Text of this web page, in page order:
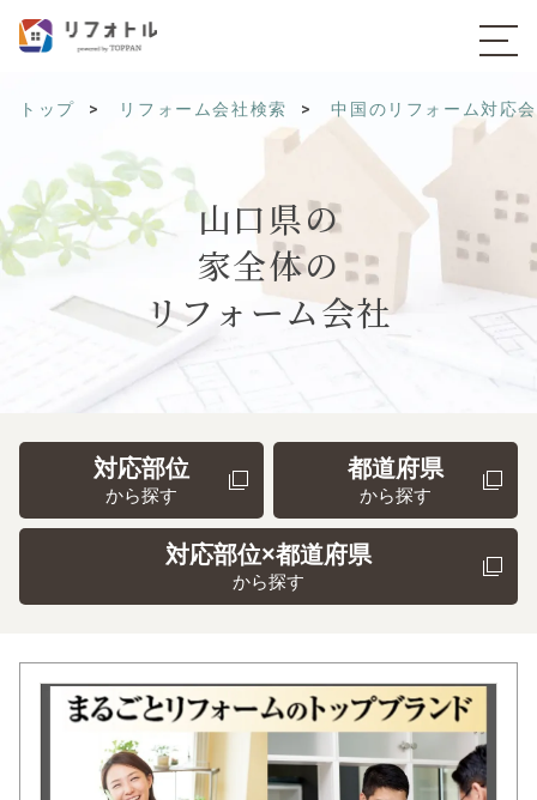
トップ リフォーム会社検索 中国のリフォーム対応
山口県の
家全体の
リフォーム会社
対応部位
から探す
都道府県
から探す
対応部位×都道府県
から探す